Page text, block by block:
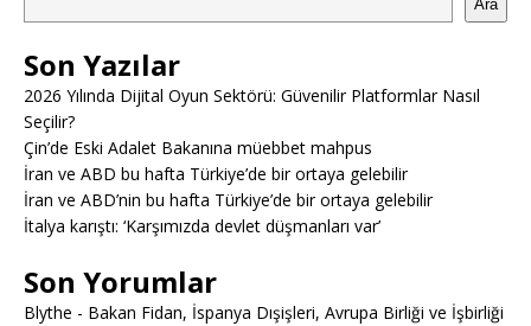
Ara
Son Yazılar
2026 Yılında Dijital Oyun Sektörü: Güvenilir Platformlar Nasıl
Seçilir?
Çin’de Eski Adalet Bakanına müebbet mahpus
İran ve ABD bu hafta Türkiye’de bir ortaya gelebilir
İran ve ABD’nin bu hafta Türkiye’de bir ortaya gelebilir
İtalya karıştı: ‘Karşımızda devlet düşmanları var’
Son Yorumlar
Blythe - Bakan Fidan, İspanya Dışişleri, Avrupa Birliği ve İşbirliği